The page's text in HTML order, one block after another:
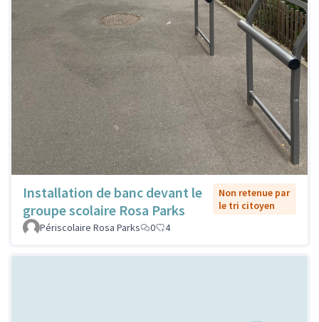
Installation de banc devant le
groupe scolaire Rosa Parks
Non retenue par
le tri citoyen
Périscolaire Rosa Parks
0 4